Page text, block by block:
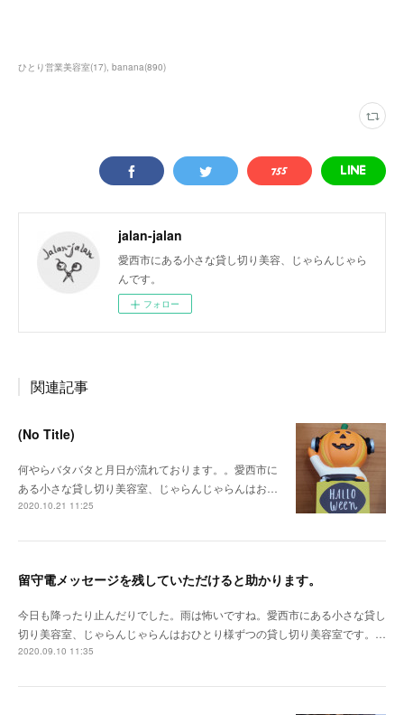
ひとり営業美容室(17) banana(890)
jalan-jalan
愛西市にある小さな貸し切り美容、じゃらんじゃら
んです。
フォロー
関連記事
(No Title)
何やらバタバタと月日が流れております。。愛西市に
ある小さな貸し切り美容室、じゃらんじゃらんはお…
2020.10.21 11:25
留守電メッセージを残していただけると助かります。
今日も降ったり止んだりでした。雨は怖いですね。愛西市にある小さな貸し
切り美容室、じゃらんじゃらんはおひとり様ずつの貸し切り美容室です。…
2020.09.10 11:35